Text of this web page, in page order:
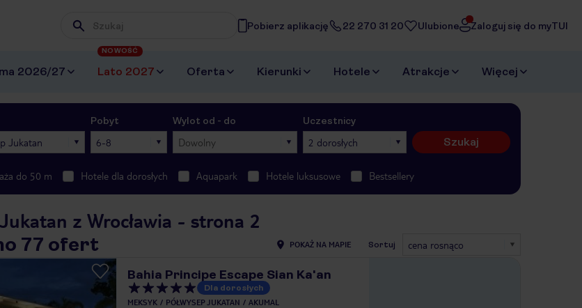
Wpisz frazę, której szukasz
Pobierz aplikację 22 270 31 20 Ulubione Zaloguj się do myTUI
2026/27 Lato 2027
NOWOŚĆ
Oferta Kierunki Hotele Atrakcje Więcej
Jukatan
Pobyt
6-8
Wylot od - do
Dowolny
Uczestnicy
2 dorosłych Szukaj
do 50 m Hotele dla dorosłych Aquapark Hotele luksusowe Bestsellery
z Wrocławia - strona 2
77 ofert POKAŻ NA MAPIE Sortuj cena rosnąco
Bahia Principe Escape Sian Ka'an
Dla dorosłych
MEKSYK PÓŁWYSEP JUKATAN AKUMAL